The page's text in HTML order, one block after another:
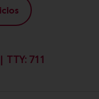
TTY: 711